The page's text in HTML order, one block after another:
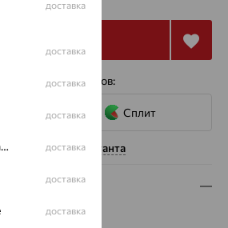
с помощью сервисов:
Сплит
помощь консультанта
доставка
доставка
доставка
доставка
Александровское, Ставропольский край доставка
доставка
доставка